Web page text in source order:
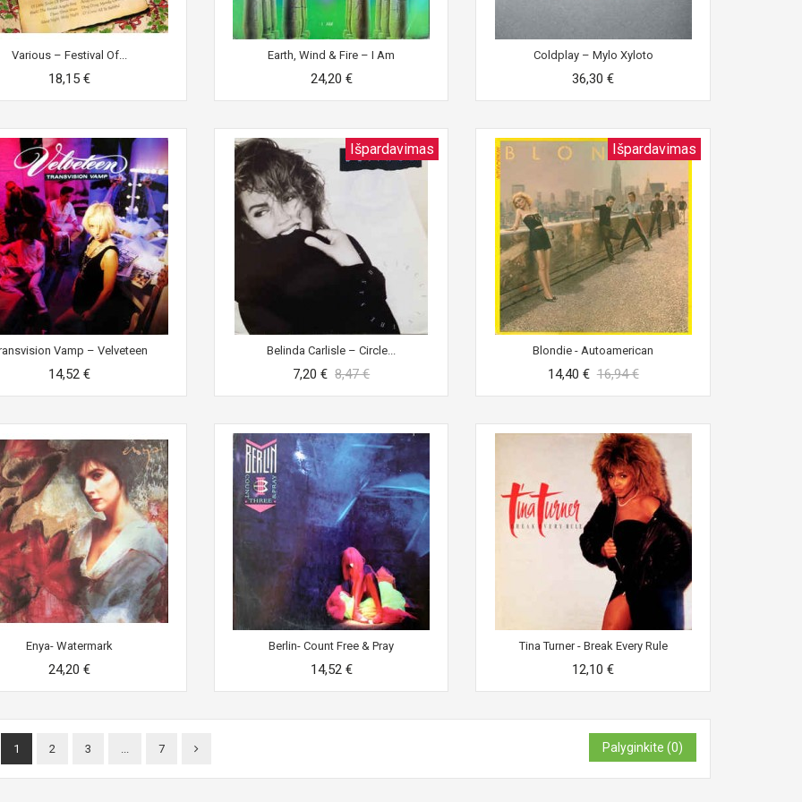
Various ‎– Festival Of...
18,15 €
Earth, Wind & Fire ‎– I Am
24,20 €
Coldplay ‎– Mylo Xyloto
36,30 €
Vamp ‎– Velveteen
14,52 €
Išpardavimas
Belinda Carlisle ‎– Circle...
7,20 € 8,47 €
Išpardavimas
Blondie - Autoamerican
14,40 € 16,94 €
Enya- Watermark
24,20 €
Berlin- Count Free & Pray
14,52 €
Tina Turner - Break Every Rule
12,10 €
Palyginkite (0)
1 2 3 ... 7